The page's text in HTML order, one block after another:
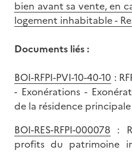
bien avant sa vente, en
logement inhabitable -
Documents liés :
BOI-RFPI-PVI-10-40-10 :
- Exonérations -
de la résidence principale
BOI-RES-RFPI-000078 :
profits du patrimoine